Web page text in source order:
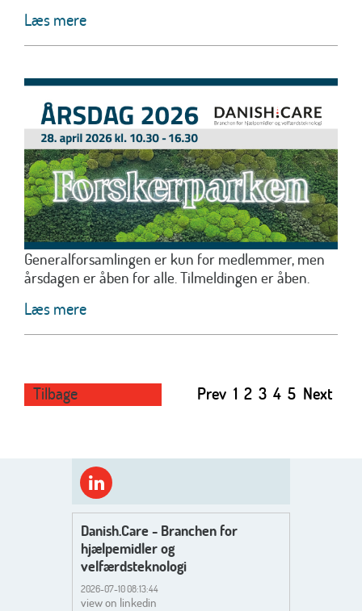
Læs mere
Generalforsamlingen er kun for medlemmer, men
årsdagen er åben for alle. Tilmeldingen er åben.
Læs mere
Tilbage Prev 1 2 3 4 5 Next
Danish.Care - Branchen for
hjælpemidler og
velfærdsteknologi
2026-07-10 08:13:44
view on linkedin